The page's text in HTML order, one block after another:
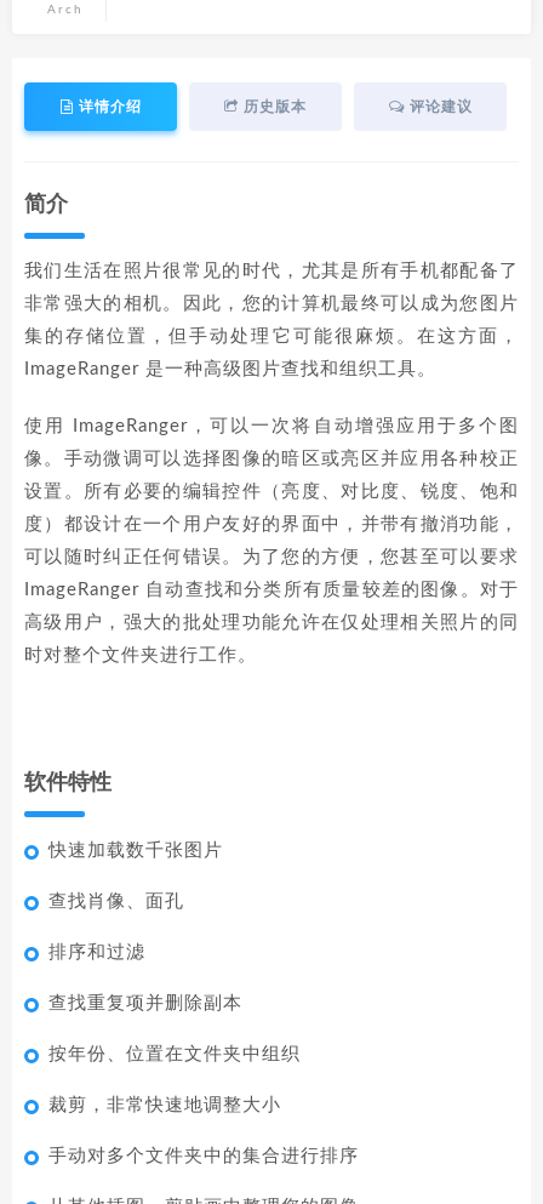
Arch
详情介绍 历史版本 评论建议
简介
我们生活在照片很常见的时代，尤其是所有手机都配备了
非常强大的相机。因此，您的计算机最终可以成为您图片
集的存储位置，但手动处理它可能很麻烦。在这方面，
ImageRanger 是一种高级图片查找和组织工具。
使用 ImageRanger，可以一次将自动增强应用于多个图
像。手动微调可以选择图像的暗区或亮区并应用各种校正
设置。所有必要的编辑控件（亮度、对比度、锐度、饱和
度）都设计在一个用户友好的界面中，并带有撤消功能，
可以随时纠正任何错误。为了您的方便，您甚至可以要求
ImageRanger 自动查找和分类所有质量较差的图像。对于
高级用户，强大的批处理功能允许在仅处理相关照片的同
时对整个文件夹进行工作。
软件特性
快速加载数千张图片
查找肖像、面孔
排序和过滤
查找重复项并删除副本
按年份、位置在文件夹中组织
裁剪，非常快速地调整大小
手动对多个文件夹中的集合进行排序